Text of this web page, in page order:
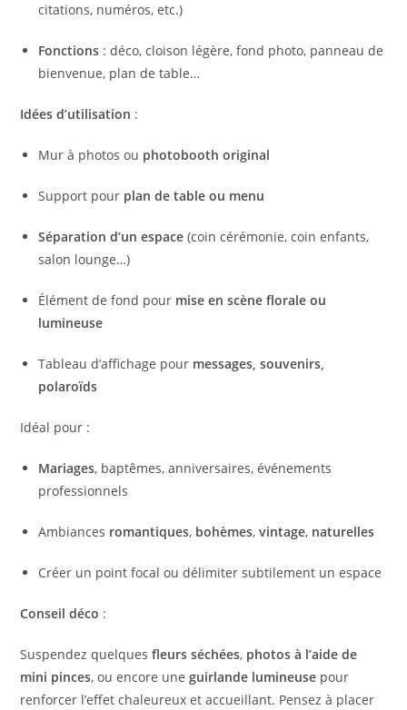
citations, numéros, etc.)
Fonctions : déco, cloison légère, fond photo, panneau de
bienvenue, plan de table…
Idées d’utilisation :
Mur à photos ou photobooth original
Support pour plan de table ou menu
Séparation d’un espace (coin cérémonie, coin enfants,
salon lounge…)
Élément de fond pour mise en scène florale ou
lumineuse
Tableau d’affichage pour messages, souvenirs,
polaroïds
Idéal pour :
Mariages, baptêmes, anniversaires, événements
professionnels
Ambiances romantiques, bohèmes,vintage, naturelles
Créer un point focal ou délimiter subtilement un espace
Conseil déco :
Suspendez quelquesfleurs séchées, photos à l’aide de
mini pinces, ou encore uneguirlande lumineuse pour
renforcer l’effet chaleureux et accueillant. Pensez à placer